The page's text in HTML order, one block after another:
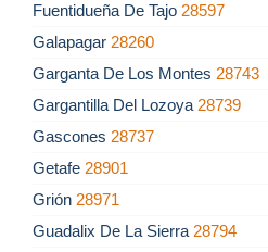
Fuentidueña De Tajo 28597
Galapagar 28260
Garganta De Los Montes 28743
Gargantilla Del Lozoya 28739
Gascones 28737
Getafe 28901
Grión 28971
Guadalix De La Sierra 28794